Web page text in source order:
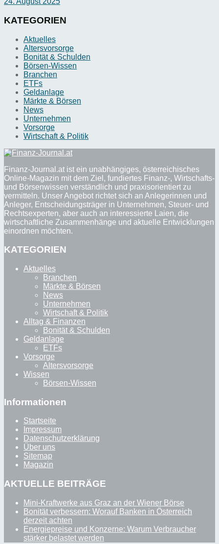
KATEGORIEN
Aktuelles
Altersvorsorge
Bonität & Schulden
Börsen-Wissen
Branchen
ETFs
Geldanlage
Märkte & Börsen
News
Unternehmen
Vorsorge
Wirtschaft & Politik
Finanz-Journal.at ist ein unabhängiges, österreichisches
Online-Magazin mit dem Ziel, fundiertes Finanz-, Wirtschafts-
und Börsenwissen verständlich und praxisorientiert zu
vermitteln. Unser Angebot richtet sich an Anlegerinnen und
Anleger, Entscheidungsträger in Unternehmen, Steuer- und
Rechtsexperten, aber auch an interessierte Laien, die
wirtschaftliche Zusammenhänge und aktuelle Entwicklungen
einordnen möchten.
KATEGORIEN
Aktuelles
Branchen
Märkte & Börsen
News
Unternehmen
Wirtschaft & Politik
Alltag & Finanzen
Bonität & Schulden
Geldanlage
ETFs
Vorsorge
Altersvorsorge
Wissen
Börsen-Wissen
Informationen
Startseite
Impressum
Datenschutzerklärung
Über uns
Sitemap
Magazin
AKTUELLE BEITRÄGE
Mini-Kraftwerke aus Graz an der Wiener Börse
Bonität verbessern: Worauf Banken in Österreich
derzeit achten
Energiepreise und Konzerne: Warum Verbraucher
stärker belastet werden